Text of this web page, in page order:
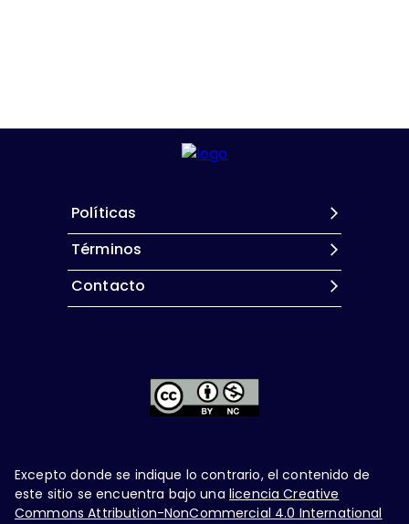
Políticas
Términos
Contacto
Excepto donde se indique lo contrario, el contenido de
este sitio se encuentra bajo una licencia Creative
Commons Attribution-NonCommercial 4.0 International